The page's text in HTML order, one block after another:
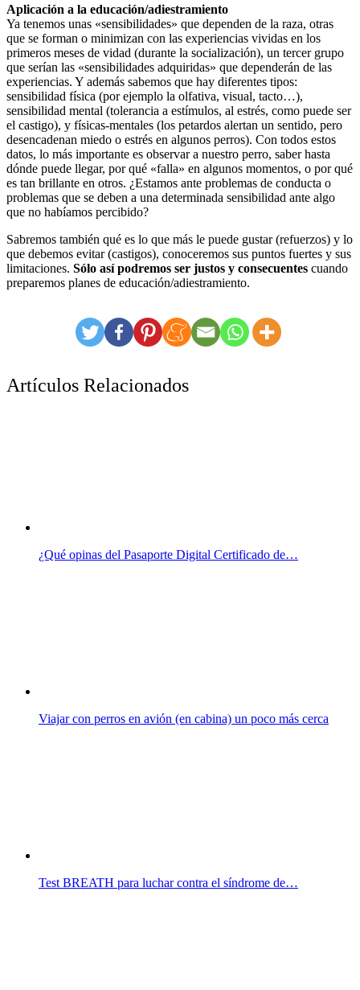
Aplicación a la educación/adiestramiento
Ya tenemos unas «sensibilidades» que dependen de la raza, otras
que se forman o minimizan con las experiencias vividas en los
primeros meses de vidad (durante la socialización), un tercer grupo
que serían las «sensibilidades adquiridas» que dependerán de las
experiencias. Y además sabemos que hay diferentes tipos:
sensibilidad física (por ejemplo la olfativa, visual, tacto…),
sensibilidad mental (tolerancia a estímulos, al estrés, como puede ser
el castigo), y físicas-mentales (los petardos alertan un sentido, pero
desencadenan miedo o estrés en algunos perros). Con todos estos
datos, lo más importante es observar a nuestro perro, saber hasta
dónde puede llegar, por qué «falla» en algunos momentos, o por qué
es tan brillante en otros. ¿Estamos ante problemas de conducta o
problemas que se deben a una determinada sensibilidad ante algo
que no habíamos percibido?
Sabremos también qué es lo que más le puede gustar (refuerzos) y lo
que debemos evitar (castigos), conoceremos sus puntos fuertes y sus
limitaciones. Sólo así podremos ser justos y consecuentes cuando
preparemos planes de educación/adiestramiento.
Artículos Relacionados
¿Qué opinas del Pasaporte Digital Certificado de…
Viajar con perros en avión (en cabina) un poco más cerca
Test BREATH para luchar contra el síndrome de…